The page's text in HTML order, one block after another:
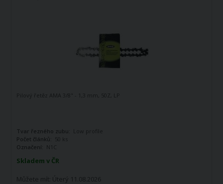
Skladem v ČR
Můžete mít: Úterý 11.08.2026
Pilový řetěz AMA 3/8" - 1,3 mm, 50Z, LP
Tvar řezného zubu: Low profile
Počet článků:
50 ks
Označení: N1C